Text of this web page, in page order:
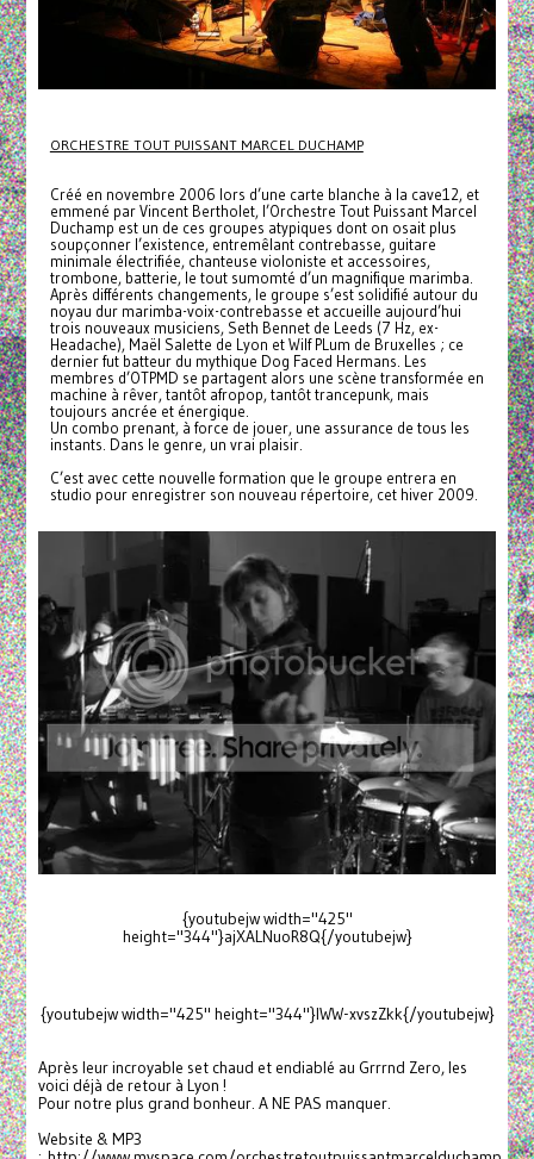
ORCHESTRE TOUT PUISSANT MARCEL DUCHAMP
Créé en novembre 2006 lors d’une carte blanche à la cave12, et
emmené par Vincent Bertholet, l’Orchestre Tout Puissant Marcel
Duchamp est un de ces groupes atypiques dont on osait plus
soupçonner l’existence, entremêlant contrebasse, guitare
minimale électrifiée, chanteuse violoniste et accessoires,
trombone, batterie, le tout sumomté d’un magnifique marimba.
Après différents changements, le groupe s’est solidifié autour du
noyau dur marimba-voix-contrebasse et accueille aujourd’hui
trois nouveaux musiciens, Seth Bennet de Leeds (7 Hz, ex-
Headache), Maël Salette de Lyon et Wilf PLum de Bruxelles ; ce
dernier fut batteur du mythique Dog Faced Hermans. Les
membres d’OTPMD se partagent alors une scène transformée en
machine à rêver, tantôt afropop, tantôt trancepunk, mais
toujours ancrée et énergique.
Un combo prenant, à force de jouer, une assurance de tous les
instants. Dans le genre, un vrai plaisir.
C’est avec cette nouvelle formation que le groupe entrera en
studio pour enregistrer son nouveau répertoire, cet hiver 2009.
{youtubejw width="425"
height="344"}ajXALNuoR8Q{/youtubejw}
{youtubejw width="425" height="344"}lWW-xvszZkk{/youtubejw}
Après leur incroyable set chaud et endiablé au Grrrnd Zero, les
voici déjà de retour à Lyon !
Pour notre plus grand bonheur. A NE PAS manquer.
Website & MP3